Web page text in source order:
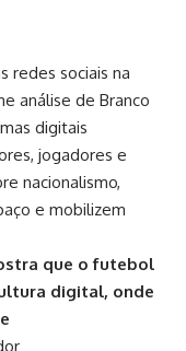
redes sociais na
análise de Branco
digitais
jogadores e
nacionalismo,
e mobilizem
que o futebol
digital, onde